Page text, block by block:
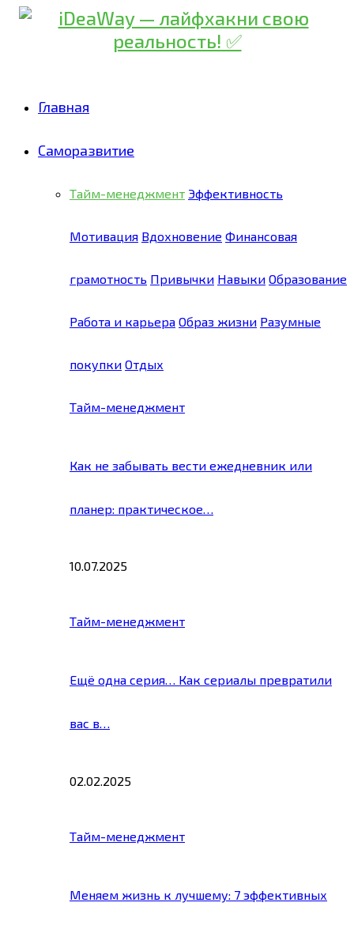
Главная
Саморазвитие
Тайм-менеджмент Эффективность
Мотивация Вдохновение Финансовая
грамотность Привычки Навыки Образование
Работа и карьера Образ жизни Разумные
покупки Отдых
Тайм-менеджмент
Как не забывать вести ежедневник или
планер: практическое…
10.07.2025
Тайм-менеджмент
Ещё одна серия… Как сериалы превратили
вас в…
02.02.2025
Тайм-менеджмент
Меняем жизнь к лучшему: 7 эффективных